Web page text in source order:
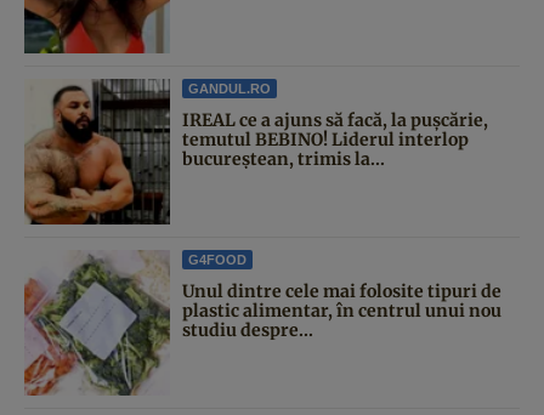
GANDUL.RO
IREAL ce a ajuns să facă, la pușcărie,
temutul BEBINO! Liderul interlop
bucureștean, trimis la...
G4FOOD
Unul dintre cele mai folosite tipuri de
plastic alimentar, în centrul unui nou
studiu despre...